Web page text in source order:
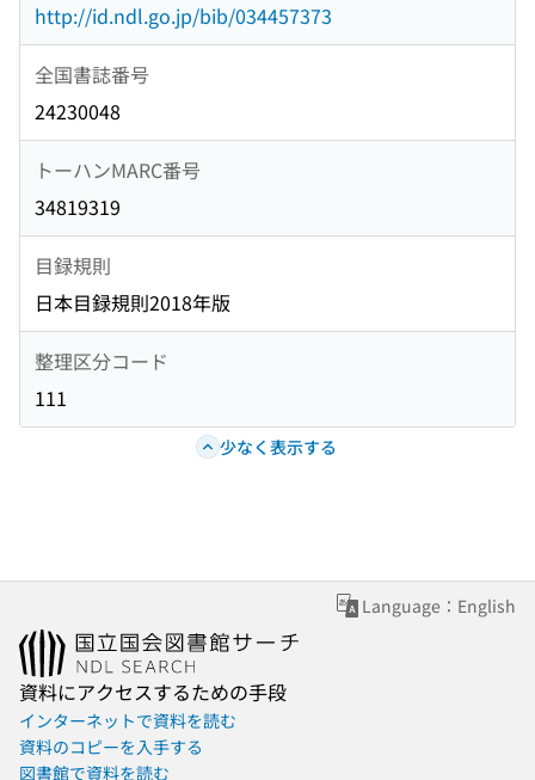
http://id.ndl.go.jp/bib/034457373
全国書誌番号
24230048
トーハンMARC番号
34819319
目録規則
日本目録規則2018年版
整理区分コード
111
少なく表示する
Language：English
資料にアクセスするための手段
インターネットで資料を読む
資料のコピーを入手する
図書館で資料を読む